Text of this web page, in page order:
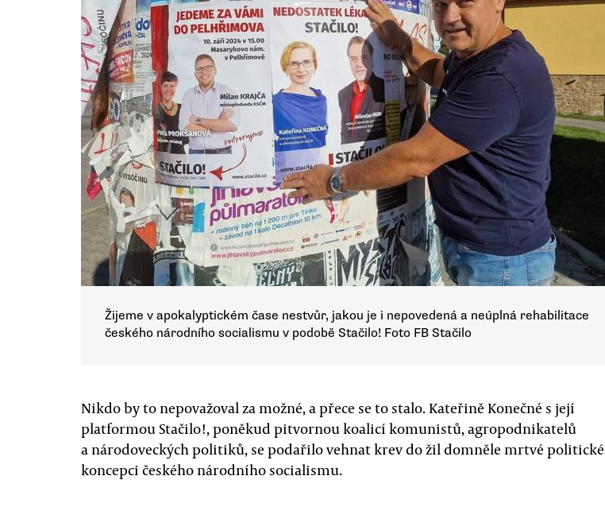
Žijeme v apokalyptickém čase nestvůr, jakou je i nepovedená a neúplná rehabilitace
českého národního socialismu v podobě Stačilo! Foto FB Stačilo
Nikdo by to nepovažoval za možné, a přece se to stalo. Kateřině Konečné s její
platformou Stačilo!, poněkud pitvornou koalicí komunistů, agropodnikatelů
a národoveckých politiků, se podařilo vehnat krev do žil domněle mrtvé politické
koncepci českého národního socialismu.